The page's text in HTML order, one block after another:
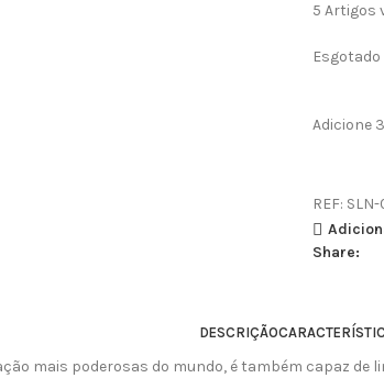
5 Artigos
Esgotado
Adicione
REF:
Share:
DESCRIÇÃO
mais poderosas do mundo, é também capaz